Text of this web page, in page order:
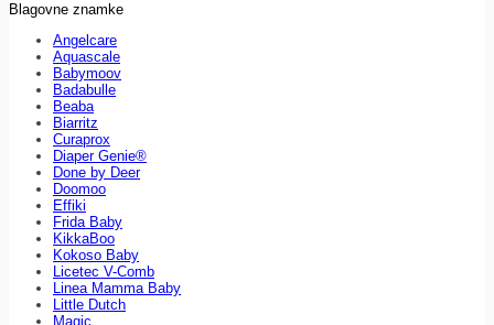
Blagovne znamke
Angelcare
Aquascale
Babymoov
Badabulle
Beaba
Biarritz
Curaprox
Diaper Genie®
Done by Deer
Doomoo
Effiki
Frida Baby
KikkaBoo
Kokoso Baby
Licetec V-Comb
Linea Mamma Baby
Little Dutch
Magic